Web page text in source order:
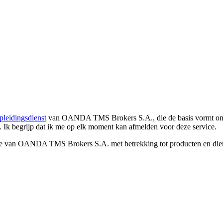
van OANDA TMS Brokers S.A., die de basis vormt
Ik begrijp dat ik me op elk moment kan afmelden voor deze service.
OANDA TMS Brokers S.A. met betrekking tot producten en